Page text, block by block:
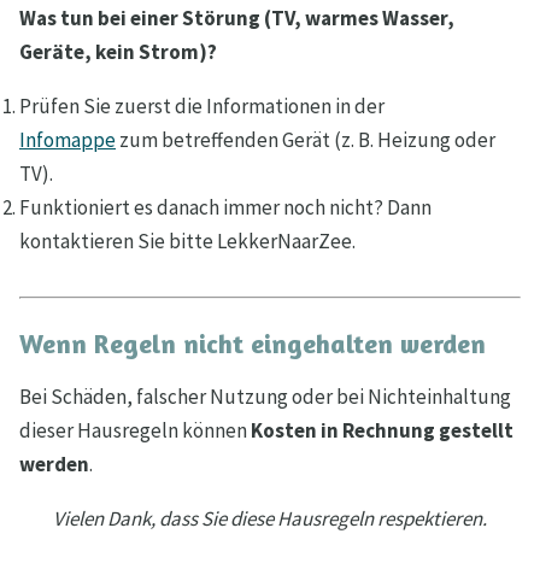
Was tun bei einer Störung (TV, warmes Wasser,
Geräte, kein Strom)?
Prüfen Sie zuerst die Informationen in der
Infomappezum betreffenden Gerät (z. B. Heizung oder
TV).
Funktioniert es danach immer noch nicht? Dann
kontaktieren Sie bitte LekkerNaarZee.
Wenn Regeln nicht eingehalten werden
Bei Schäden, falscher Nutzung oder bei Nichteinhaltung
dieser Hausregeln könnenKosten in Rechnung gestellt
werden.
Vielen Dank, dass Sie diese Hausregeln respektieren.